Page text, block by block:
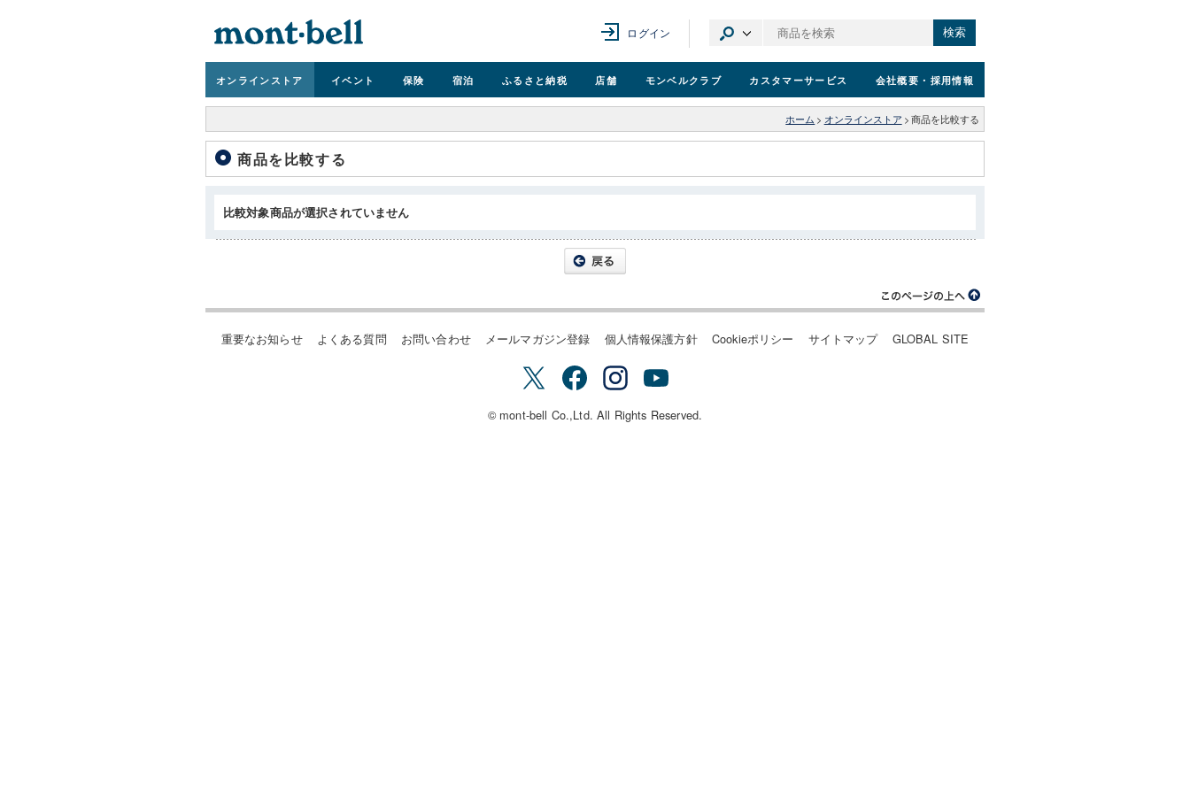
ログイン 検索
オンラインストア イベント 保険 宿泊 ふるさと納税 店舗 モンベルクラブ カスタマーサービス 会社概要 ・採用情報
ホーム > オンラインストア > 商品を比較する
商品を比較する
比較対象商品が選択されていません
重要なお知らせ よくある質問 お問い合わせ メールマガジン登録 個人情報保護方針 Cookieポリシー サイトマップ GLOBAL SITE
© mont-bell Co.,Ltd. All Rights Reserved.